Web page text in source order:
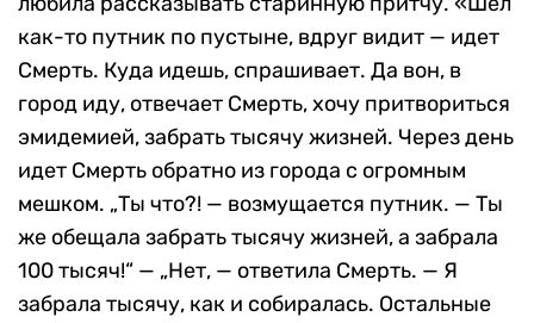
как-то путник по пустыне, вдруг видит — идет
Смерть. Куда идешь, спрашивает. Да вон, в
город иду, отвечает Смерть, хочу притвориться
эмидемией, забрать тысячу жизней. Через день
идет Смерть обратно из города с огромным
мешком. „Ты что?! — возмущается путник. — Ты
же обещала забрать тысячу жизней, а забрала
100 тысяч!“ — „Нет, — ответила Смерть. — Я
забрала тысячу, как и собиралась. Остальные